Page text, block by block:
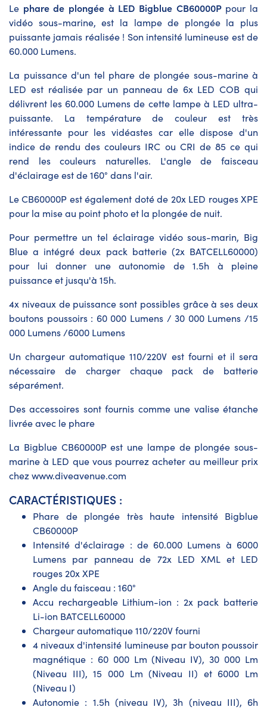
Le phare de plongée à LED Bigblue CB60000Ppour la
vidéo sous-marine, est la lampe de plongée la plus
puissante jamais réalisée ! Son intensité lumineuse est de
60.000 Lumens.
La puissance d'un tel phare de plongée sous-marine à
LED est réalisée par un panneau de 6x LED COB qui
délivrent les 60.000 Lumens de cette lampe à LED ultra-
puissante. La température de couleur est très
intéressante pour les vidéastes car elle dispose d'un
indice de rendu des couleurs IRC ou CRI de 85 ce qui
rend les couleurs naturelles. L'angle de faisceau
d'éclairage est de 160° dans l'air.
Le CB60000P est également doté de 20x LED rouges XPE
pour la mise au point photo et la plongée de nuit.
Pour permettre un tel éclairage vidéo sous-marin, Big
Blue a intégré deux pack batterie (2x BATCELL60000)
pour lui donner une autonomie de 1.5h à pleine
puissance et jusqu'à 15h.
4x niveaux de puissance sont possibles grâce à ses deux
boutons poussoirs : 60 000 Lumens / 30 000 Lumens /15
000 Lumens /6000 Lumens
Un chargeur automatique 110/220V est fourni et il sera
nécessaire de charger chaque pack de batterie
séparément.
Des accessoires sont fournis comme une valise étanche
livrée avec le phare
La Bigblue CB60000P est une lampe de plongée sous-
marine à LED que vous pourrez acheter au meilleur prix
chez www.diveavenue.com
CARACTÉRISTIQUES :
Phare de plongée très haute intensité Bigblue
CB60000P
Intensité d'éclairage : de 60.000 Lumens à 6000
Lumens par panneau de 72x LED XML et LED
rouges 20x XPE
Angle du faisceau : 160°
Accu rechargeable Lithium-ion : 2x pack batterie
Li-ion BATCELL60000
Chargeur automatique 110/220V fourni
4 niveaux d'intensité lumineuse par bouton poussoir
magnétique : 60 000 Lm (Niveau IV), 30 000 Lm
(Niveau III), 15 000 Lm (Niveau II) et 6000 Lm
(Niveau I)
Autonomie : 1.5h (niveau IV), 3h (niveau III), 6h